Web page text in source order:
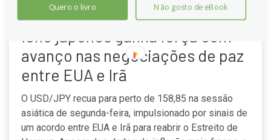
Iene japonês ganha força com
avanço nas negociações de paz
entre EUA e Irã
O USD/JPY recua para perto de 158,85 na sessão
asiática de segunda-feira, impulsionado por sinais de
um acordo entre EUA e Irã para reabrir o Estreito de
Quero o livro Não gosto de eBook